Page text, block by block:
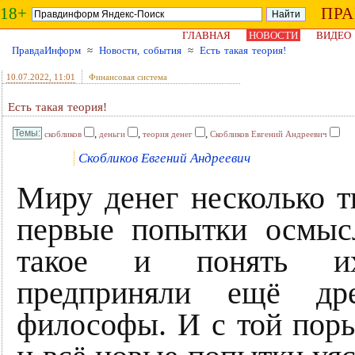
18+
ГЛАВНАЯ НОВОСТИ
ВИДЕО
ПравдаИнформ ≈ Новости, события ≈ Есть такая теория!
10.07.2022 , 11:01 Финансовая система
Есть такая теория!
скобликов , деньги , теория денег , Скобликов Евгений Андреевич
Скобликов Евгений Андреевич
Миру денег несколько
первые попытки
такое и понять
предприняли ещё
философы. И с той